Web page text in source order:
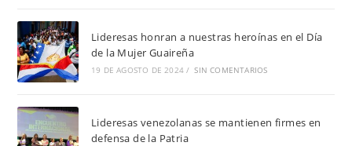
Lideresas honran a nuestras heroínas en el Día
de la Mujer Guaireña
19 DE AGOSTO DE 2024 / SIN COMENTARIOS
Lideresas venezolanas se mantienen firmes en
defensa de la Patria